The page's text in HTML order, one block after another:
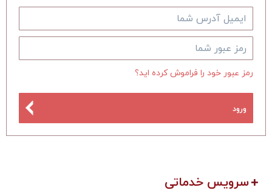
رمز عبور خود را فراموش کرده اید؟
ورود
سرویس خدماتی